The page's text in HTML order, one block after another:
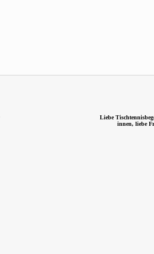
Liebe
innen, liebe